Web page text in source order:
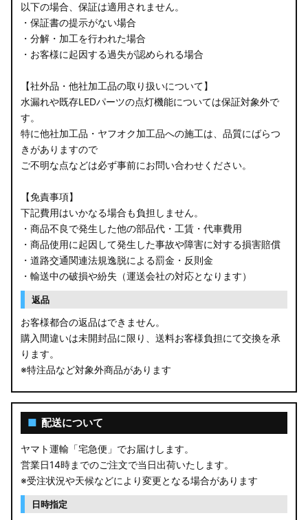
CV1W デリカD:5
B34A/B35A/B37A/B38A デリカミニ
B34W/B35W/B37W/B38W ekクロススペース
B34W/B35W/B37W/B38W ekクロス
KG CX-8
GU クロストレック
GU インプレッサ
VN5 VNH レヴォーグ / レイバック
ZD8 BRZ
ZC6 BRZ
URJ201 LX570
AGL10W RX450h
USF/UVF4# LS600h
JF5/6 N-BOX カスタム
MK94S/MK54S スペーシア / カスタム
以下の場合、保証は適用されません。
・保証書の提示がない場合
・分解・加工を行われた場合
・お客様に起因する過失が認められる場合
【社外品・他社加工品の取り扱いについて】
水漏れや既存LEDパーツの点灯機能については保証対象外で
す。
特に他社加工品・ヤフオク加工品への施工は、品質にばらつ
きがありますので
ご不明な点などは必ず事前にお問い合わせください。
【免責事項】
下記費用はいかなる場合も負担しません。
・商品不良で発生した他の部品代・工賃・代車費用
・商品使用に起因して発生した事故や障害に対する損害賠償
・道路交通関連法規逸脱による罰金・反則金
・輸送中の破損や紛失（運送会社の対応となります）
返品
お客様都合の返品はできません。
購入間違いは未開封品に限り、送料お客様負担にて交換を承
ります。
※特注品など対象外商品があります
■ 配送について
ヤマト運輸「宅急便」でお届けします。
営業日14時までのご注文で当日出荷いたします。
※受注状況や天候などにより変更となる場合があります
日時指定